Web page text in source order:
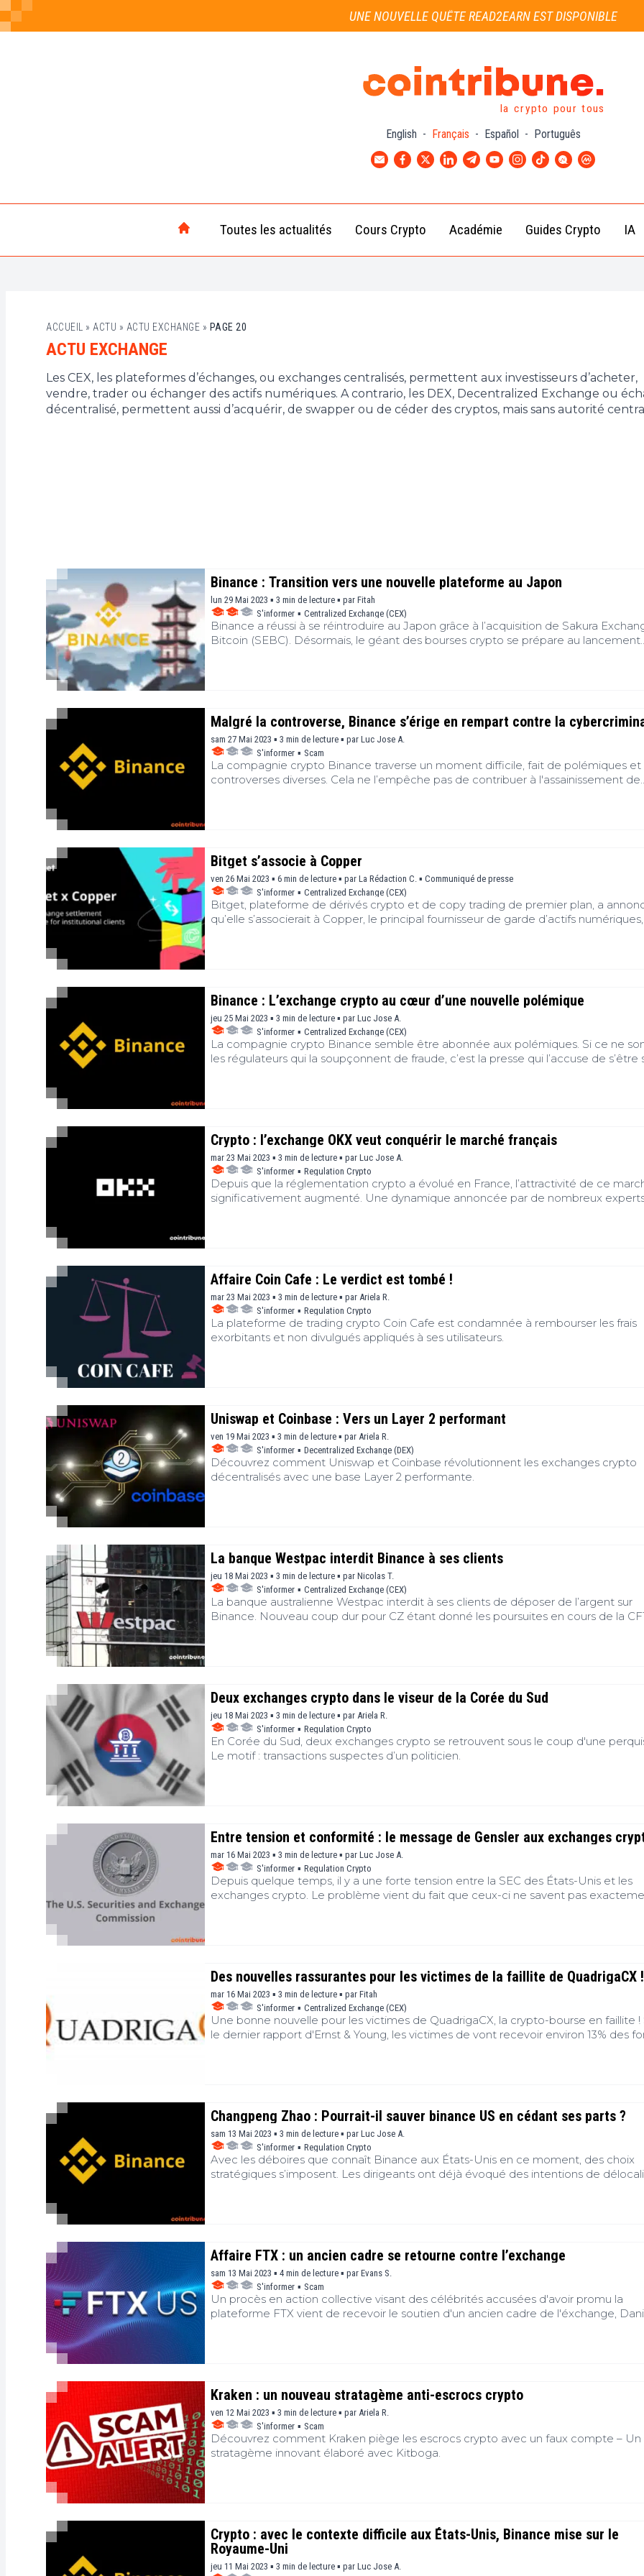
UNE NOUVELLE QUÊTE READ2EARN EST DISPONIBLE
la crypto pour tous
English - Français - Español - Português
Toutes les actualités
Crypto
Web3
Actu
Tech
Cours Crypto
(BTC)
Cardano
(ADA)
Académie
Débutant
Intermédiaire
Guides Crypto IA
ACCUEIL » ACTU » ACTU EXCHANGE » PAGE 20
ACTU EXCHANGE
Les CEX, les plateformes d’échanges, ou exchanges centralisés, permettent aux investisseurs d’acheter,
vendre, trader ou échanger des actifs numériques. A contrario, les DEX, Decentralized Exchange ou
décentralisé, permettent aussi d’acquérir, de swapper ou de céder des cryptos, mais sans autorité
Binance : Transition vers une nouvelle plateforme au Japon
lun 29 Mai 2023 ▪ 3 min de lecture ▪ par Fitah
S'informer ▪ Centralized Exchange (CEX)
Binance a réussi à se réintroduire au Japon grâce à l’acquisition de Sakura
Bitcoin (SEBC). Désormais, le géant des bourses crypto se prépare au lancement
Malgré la controverse, Binance s’érige en rempart contre la
sam 27 Mai 2023 ▪ 3 min de lecture ▪ par Luc Jose A.
S'informer ▪ Scam
La compagnie crypto Binance traverse un moment difficile, fait de polémiques et
controverses diverses. Cela ne l’empêche pas de contribuer à l'assainissement de
Bitget s’associe à Copper
ven 26 Mai 2023 ▪ 6 min de lecture ▪ par La Rédaction C. ▪ Communiqué de presse
S'informer ▪ Centralized Exchange (CEX)
Bitget, plateforme de dérivés crypto et de copy trading de premier plan, a
qu’elle s’associerait à Copper, le principal fournisseur de garde d’actifs
Binance : L’exchange crypto au cœur d’une nouvelle polémique
jeu 25 Mai 2023 ▪ 3 min de lecture ▪ par Luc Jose A.
S'informer ▪ Centralized Exchange (CEX)
La compagnie crypto Binance semble être abonnée aux polémiques. Si ce ne
les régulateurs qui la soupçonnent de fraude, c’est la presse qui l’accuse de s’être
Crypto : l’exchange OKX veut conquérir le marché français
mar 23 Mai 2023 ▪ 3 min de lecture ▪ par Luc Jose A.
S'informer ▪ Regulation Crypto
Depuis que la réglementation crypto a évolué en France, l’attractivité de ce
significativement augmenté. Une dynamique annoncée par de nombreux
Affaire Coin Cafe : Le verdict est tombé !
mar 23 Mai 2023 ▪ 3 min de lecture ▪ par Ariela R.
S'informer ▪ Regulation Crypto
La plateforme de trading crypto Coin Cafe est condamnée à rembourser les frais
exorbitants et non divulgués appliqués à ses utilisateurs.
Uniswap et Coinbase : Vers un Layer 2 performant
ven 19 Mai 2023 ▪ 3 min de lecture ▪ par Ariela R.
S'informer ▪ Decentralized Exchange (DEX)
Découvrez comment Uniswap et Coinbase révolutionnent les exchanges crypto
décentralisés avec une base Layer 2 performante.
La banque Westpac interdit Binance à ses clients
jeu 18 Mai 2023 ▪ 3 min de lecture ▪ par Nicolas T.
S'informer ▪ Centralized Exchange (CEX)
La banque australienne Westpac interdit à ses clients de déposer de l’argent sur
Binance. Nouveau coup dur pour CZ étant donné les poursuites en cours de la
Deux exchanges crypto dans le viseur de la Corée du Sud
jeu 18 Mai 2023 ▪ 3 min de lecture ▪ par Ariela R.
S'informer ▪ Regulation Crypto
En Corée du Sud, deux exchanges crypto se retrouvent sous le coup d'une
Le motif : transactions suspectes d’un politicien.
Entre tension et conformité : le message de Gensler aux exchanges
mar 16 Mai 2023 ▪ 3 min de lecture ▪ par Luc Jose A.
S'informer ▪ Regulation Crypto
Depuis quelque temps, il y a une forte tension entre la SEC des États-Unis et les
exchanges crypto. Le problème vient du fait que ceux-ci ne savent pas
Des nouvelles rassurantes pour les victimes de la faillite de QuadrigaCX !
mar 16 Mai 2023 ▪ 3 min de lecture ▪ par Fitah
S'informer ▪ Centralized Exchange (CEX)
Une bonne nouvelle pour les victimes de QuadrigaCX, la crypto-bourse en faillite !
le dernier rapport d'Ernst & Young, les victimes de vont recevoir environ 13% des
Changpeng Zhao : Pourrait-il sauver binance US en cédant ses parts ?
sam 13 Mai 2023 ▪ 3 min de lecture ▪ par Luc Jose A.
S'informer ▪ Regulation Crypto
Avec les déboires que connaît Binance aux États-Unis en ce moment, des choix
stratégiques s’imposent. Les dirigeants ont déjà évoqué des intentions de
Affaire FTX : un ancien cadre se retourne contre l’exchange
sam 13 Mai 2023 ▪ 4 min de lecture ▪ par Evans S.
S'informer ▪ Scam
Un procès en action collective visant des célébrités accusées d'avoir promu la
plateforme FTX vient de recevoir le soutien d'un ancien cadre de l'éxchange,
Kraken : un nouveau stratagème anti-escrocs crypto
ven 12 Mai 2023 ▪ 3 min de lecture ▪ par Ariela R.
S'informer ▪ Scam
Découvrez comment Kraken piège les escrocs crypto avec un faux compte – Un
stratagème innovant élaboré avec Kitboga.
Crypto : avec le contexte difficile aux États-Unis, Binance mise sur le
Royaume-Uni
jeu 11 Mai 2023 ▪ 3 min de lecture ▪ par Luc Jose A.